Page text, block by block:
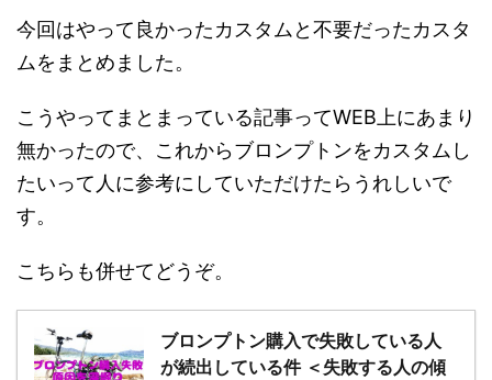
今回はやって良かったカスタムと不要だったカスタ
ムをまとめました。
こうやってまとまっている記事ってWEB上にあまり
無かったので、これからブロンプトンをカスタムし
たいって人に参考にしていただけたらうれしいで
す。
こちらも併せてどうぞ。
ブロンプトン購入で失敗している人
が続出している件 ＜失敗する人の傾